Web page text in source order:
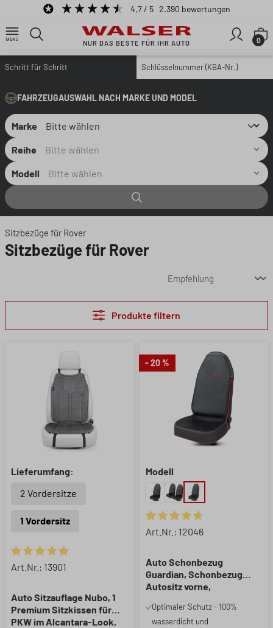
Zum Hauptinhalt springen 4,7 / 5 2.390 bewertungen
NUR DAS BESTE FÜR IHR AUTO 0
Schritt für Schritt Schlüsselnummer (KBA-Nr.)
FAHRZEUGAUSWAHL NACH MARKE UND MODEL
Marke
Reihe
Modell
Sitzbezüge für Rover
Sitzbezüge für Rover
Produkte filtern
Lieferumfang:
2 Vordersitze
1 Vordersitz
Durchschnittliche Bewertung von 4.88 von 5 Sternen
Art.Nr.: 13901
Auto Sitzauflage Nubo, 1
Premium Sitzkissen für
PKW im Alcantara-Look,
- 20 %
Modell
Durchschnittliche Bewertung
Art.Nr.: 12046
Auto Schonbezug
Guardian, Schonbezug
Autositz vorne,
schwarz/rot, 1 Stück
Optimaler Schutz - 100%
wasserdicht und